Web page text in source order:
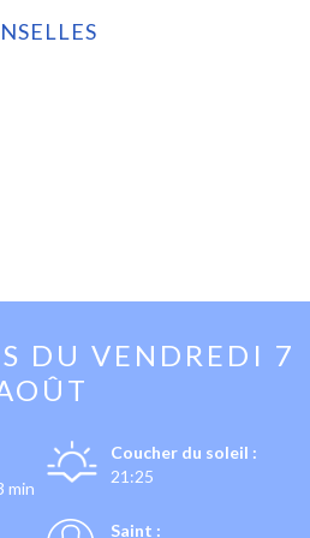
DU VENDREDI 7
min
Coucher du soleil :
21:25
Saint :